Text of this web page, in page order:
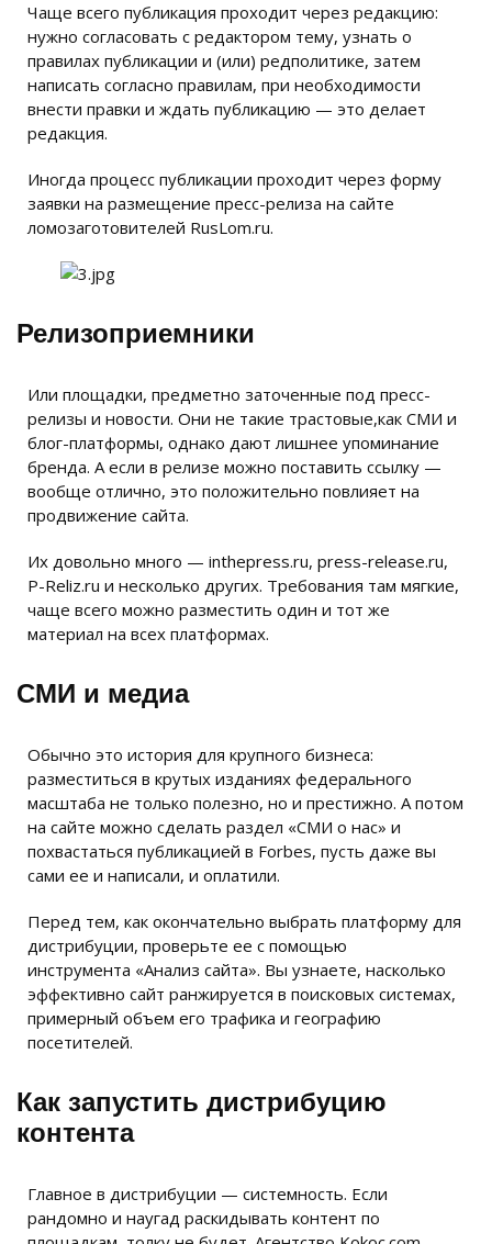
Чаще всего публикация проходит через редакцию:
нужно согласовать с редактором тему, узнать о
правилах публикации и (или) редполитике, затем
написать согласно правилам, при необходимости
внести правки и ждать публикацию — это делает
редакция.
Иногда процесс публикации проходит через форму
заявки на размещение пресс-релиза на сайте
ломозаготовителей RusLom.ru.
Релизоприемники
Или площадки, предметно заточенные под пресс-
релизы и новости. Они не такие трастовые,как СМИ и
блог-платформы, однако дают лишнее упоминание
бренда. А если в релизе можно поставить ссылку —
вообще отлично, это положительно повлияет на
продвижение сайта.
Их довольно много — inthepress.ru, press-release.ru,
P-Reliz.ru и несколько других. Требования там мягкие,
чаще всего можно разместить один и тот же
материал на всех платформах.
СМИ и медиа
Обычно это история для крупного бизнеса:
разместиться в крутых изданиях федерального
масштаба не только полезно, но и престижно. А потом
на сайте можно сделать раздел «СМИ о нас» и
похвастаться публикацией в Forbes, пусть даже вы
сами ее и написали, и оплатили.
Перед тем, как окончательно выбрать платформу для
дистрибуции, проверьте ее с помощью
инструмента «Анализ сайта». Вы узнаете, насколько
эффективно сайт ранжируется в поисковых системах,
примерный объем его трафика и географию
посетителей.
Как запустить дистрибуцию
контента
Главное в дистрибуции — системность. Если
рандомно и наугад раскидывать контент по